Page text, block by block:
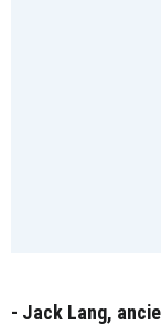
- Jack Lang,